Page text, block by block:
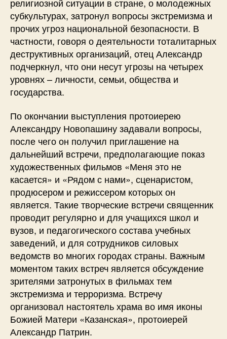
субкультурах, затронул вопросы экстремизма и
прочих угроз национальной безопасности. В
частности, говоря о деятельности тоталитарных
деструктивных организаций, отец Александр
подчеркнул, что они несут угрозы на четырех
уровнях – личности, семьи, общества и
государства.
По окончании выступления протоиерею
Александру Новопашину задавали вопросы,
после чего он получил приглашение на
дальнейший встречи, предполагающие показ
художественных фильмов «Меня это не
касается» и «Рядом с нами», сценаристом,
продюсером и режиссером которых он
является. Такие творческие встречи священник
проводит регулярно и для учащихся школ и
вузов, и педагогического состава учебных
заведений, и для сотрудников силовых
ведомств во многих городах страны. Важным
моментом таких встреч является обсуждение
зрителями затронутых в фильмах тем
экстремизма и терроризма. Встречу
организовал настоятель храма во имя иконы
Божией Матери «Казанская», протоиерей
Александр Патрин.